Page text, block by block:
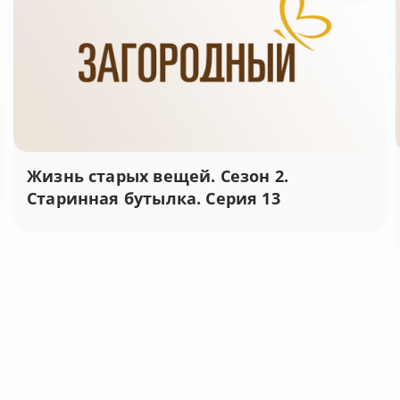
Жизнь старых вещей. Сезон 2.
Старинная бутылка. Серия 13